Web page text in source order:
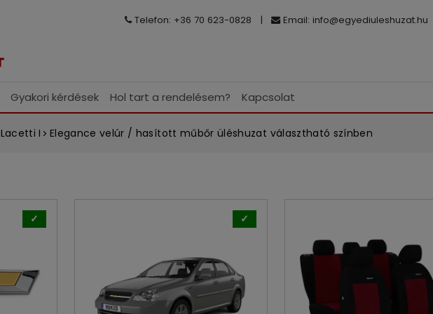
Telefon: +36 70 623-0828 | Email: info@egyediuleshuzat.hu
Gyakori kérdések Hol tart a rendelésem? Kapcsolat
Lacetti I Elegance velúr / hasított műbőr üléshuzat választható színben
✓ ✓